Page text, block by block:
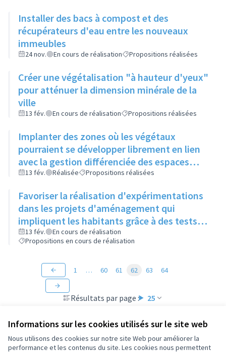
Informations sur les cookies utilisés sur le site web
Nous utilisons des cookies sur notre site Web pour améliorer la
performance et les contenus du site. Les cookies nous permettent
Installer des bacs à compost et des
récupérateurs d'eau entre les nouveaux
immeubles
24 nov. En cours de réalisation Propositions réalisées
Créer une végétalisation "à hauteur d'yeux"
pour atténuer la dimension minérale de la
ville
13 fév. En cours de réalisation Propositions réalisées
Implanter des zones où les végétaux
pourraient se développer librement en lien
avec la gestion différenciée des espaces
verts
13 fév. Réalisée Propositions réalisées
Favoriser la réalisation d'expérimentations
dans les projets d'aménagement qui
impliquent les habitants grâce à des tests
"grandeur nature" (mobilier, jeux, food-
truck...)
13 fév.
En cours de réalisation
Propositions en cours de réalisation
Résultats par page : 25
1 … 60 61 62 63 64
Conditions d'utilisation